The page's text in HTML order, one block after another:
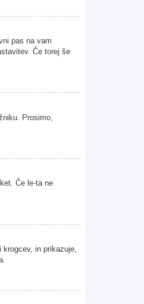
pas na vam
Če torej še
Prosimo,
Če le-ta ne
in prikazuje,